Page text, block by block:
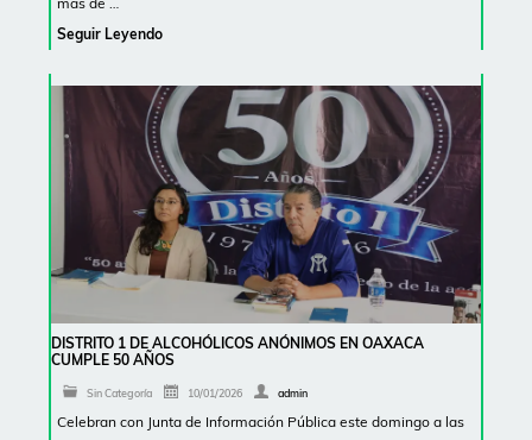
Seguir Leyendo
DISTRITO 1 DE ALCOHÓLICOS ANÓNIMOS EN OAXACA
CUMPLE 50 AÑOS
Sin Categoría 10/01/2026 admin
Celebran con Junta de Información Pública este domingo a las